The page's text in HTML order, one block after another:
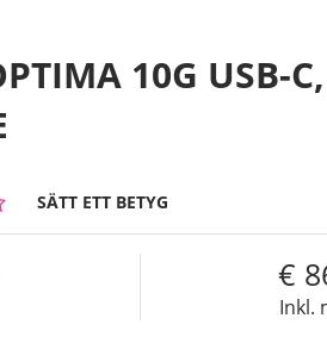
10G USB-
SÄTT ETT BETYG
Inkl.